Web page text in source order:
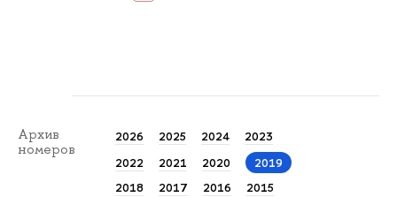
Архив
номеров
2026 2025 2024
2023
2022
2021 2020
2019
2018
2017 2016
2015